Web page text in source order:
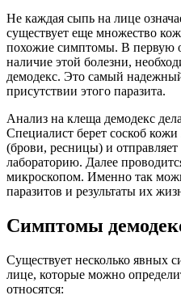
Не каждая сыпь на лице
существует еще множество
похожие симптомы. В первую
наличие этой болезни,
демодекс. Это самый
присутствии этого паразита.
Анализ на клеща демодекс
Специалист берет соскоб
(брови, ресницы) и отправляет
лабораторию. Далее
микроскопом. Именно так
паразитов и результаты их
Симптомы
Существует несколько явных
лице, которые можно
относятся: